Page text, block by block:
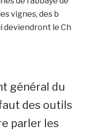
vignes, des b
deviendront le Ch
général du
des outils
parler les